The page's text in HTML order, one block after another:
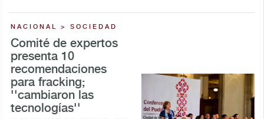
NACIONAL > SOCIEDAD
Comité de expertos
presenta 10
recomendaciones
para fracking;
''cambiaron las
tecnologías''